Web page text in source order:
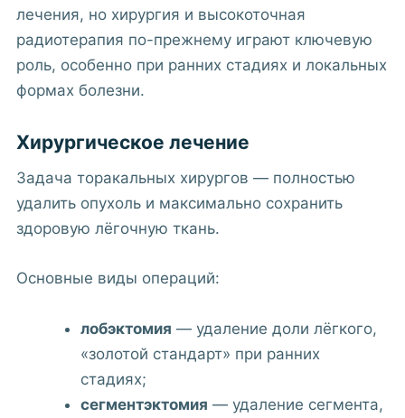
лечения, но хирургия и высокоточная
радиотерапия по-прежнему играют ключевую
роль, особенно при ранних стадиях и локальных
формах болезни.
Хирургическое лечение
Задача торакальных хирургов — полностью
удалить опухоль и максимально сохранить
здоровую лёгочную ткань.
Основные виды операций:
лобэктомия — удаление доли лёгкого,
«золотой стандарт» при ранних
стадиях;
сегментэктомия — удаление сегмента,